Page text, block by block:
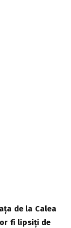
de la Calea
fi lipsiți de